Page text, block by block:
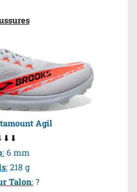
Agil
: 6 mm
:218 g
Talon:?